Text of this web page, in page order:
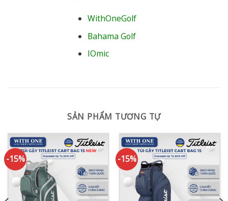
WithOneGolf
Bahama Golf
IOmic
SẢN PHẨM TƯƠNG TỰ
-15% -15%